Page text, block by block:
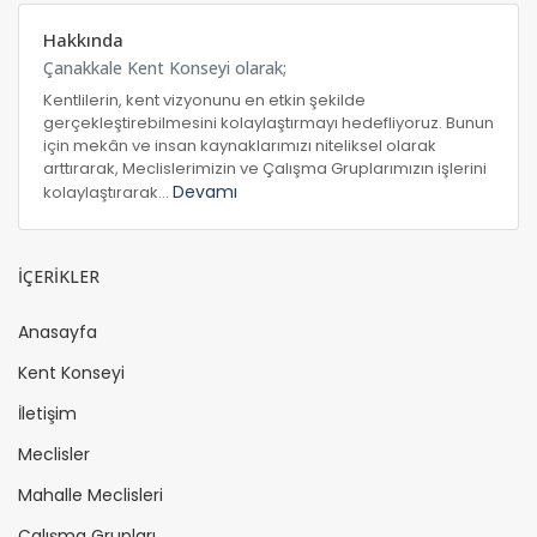
Hakkında
Çanakkale Kent Konseyi olarak;
Kentlilerin, kent vizyonunu en etkin şekilde
gerçekleştirebilmesini kolaylaştırmayı hedefliyoruz. Bunun
için mekân ve insan kaynaklarımızı niteliksel olarak
arttırarak, Meclislerimizin ve Çalışma Gruplarımızın işlerini
kolaylaştırarak... Devamı
İÇERİKLER
Anasayfa
Kent Konseyi
İletişim
Meclisler
Mahalle Meclisleri